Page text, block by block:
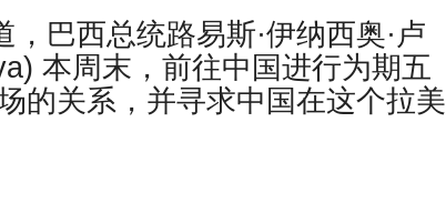
巴西总统路易斯·伊纳西奥·卢
本周末，前往中国进行为期五
的关系，并寻求中国在这个拉美